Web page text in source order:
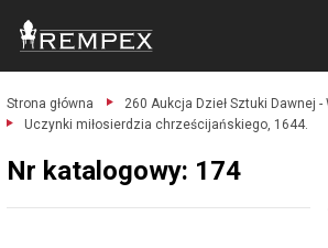
Strona główna
260 Aukcja Dzieł Sztuki Dawnej -
Uczynki miłosierdzia chrześcijańskiego, 1644.
Nr katalogowy: 174